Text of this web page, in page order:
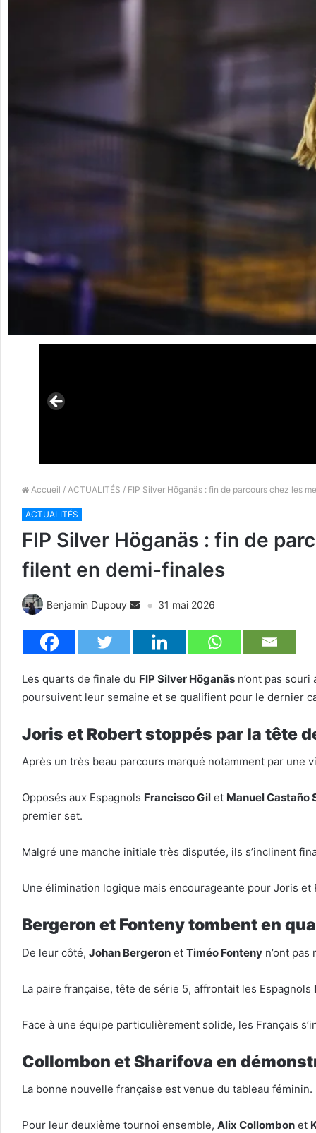
Accueil / ACTUALITÉS / FIP Silver Höganäs : fin de parcours chez les
ACTUALITÉS
FIP Silver Höganäs : fin de
filent en demi-finales
Benjamin Dupouy 31 mai 2026
Les quarts de finale du FIP Silver Höganäs n’ont pas
poursuivent leur semaine et se qualifient pour le dernier
Joris et Robert stoppés par la tête
Après un très beau parcours marqué notamment par une
Opposés aux Espagnols Francisco Gil et Manuel Castaño
premier set.
Malgré une manche initiale très disputée, ils s’inclinent
Une élimination logique mais encourageante pour Joris et
Bergeron et Fonteny tombent en
De leur côté, Johan Bergeron et Timéo Fonteny n’ont
La paire française, tête de série 5, affrontait les Espagnols
Face à une équipe particulièrement solide, les Français
Collombon et Sharifova en
La bonne nouvelle française est venue du tableau féminin.
Pour leur deuxième tournoi ensemble, Alix Collombon et